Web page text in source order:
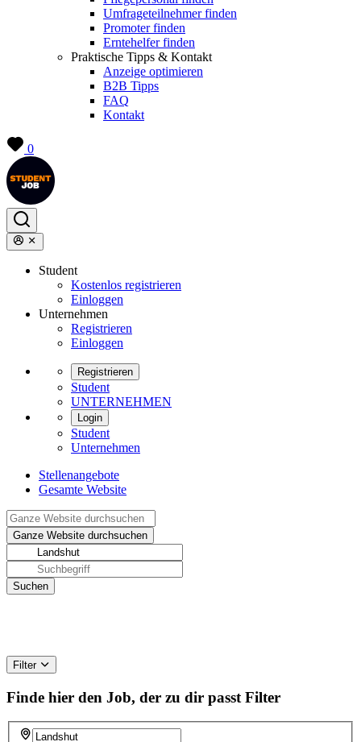
Umfrageteilnehmer finden
Promoter finden
Erntehelfer finden
Praktische Tipps & Kontakt
Anzeige optimieren
B2B Tipps
FAQ
Kontakt
0
Student
Kostenlos registrieren
Einloggen
Unternehmen
Registrieren
Einloggen
Registrieren
Student
UNTERNEHMEN
Login
Student
Unternehmen
Stellenangebote
Gesamte Website
Filter
Finde hier den Job, der zu dir passt Filter